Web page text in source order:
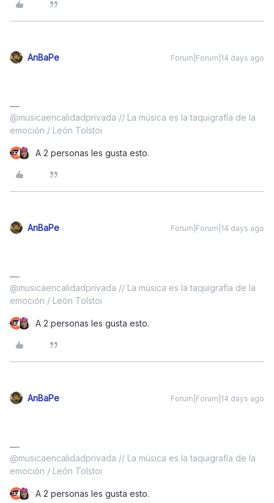
AnBaPe Forum|Forum|14 days ago
@musicaencalidadprivada // La música es la taquigrafía de la
emoción / León Tolstoi
A 2 personas les gusta esto.
AnBaPe Forum|Forum|14 days ago
@musicaencalidadprivada // La música es la taquigrafía de la
emoción / León Tolstoi
A 2 personas les gusta esto.
AnBaPe Forum|Forum|14 days ago
@musicaencalidadprivada // La música es la taquigrafía de la
emoción / León Tolstoi
A 2 personas les gusta esto.